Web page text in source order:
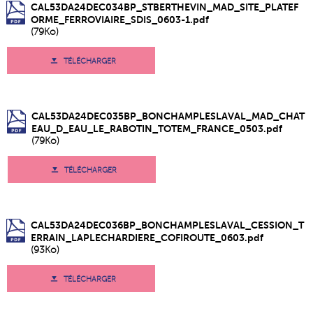
CAL53DA24DEC034BP_STBERTHEVIN_MAD_SITE_PLATEF
ORME_FERROVIAIRE_SDIS_0603-1.pdf
(79Ko)
TÉLÉCHARGER
CAL53DA24DEC035BP_BONCHAMPLESLAVAL_MAD_CHAT
EAU_D_EAU_LE_RABOTIN_TOTEM_FRANCE_0503.pdf
(79Ko)
TÉLÉCHARGER
CAL53DA24DEC036BP_BONCHAMPLESLAVAL_CESSION_T
ERRAIN_LAPLECHARDIERE_COFIROUTE_0603.pdf
(93Ko)
TÉLÉCHARGER